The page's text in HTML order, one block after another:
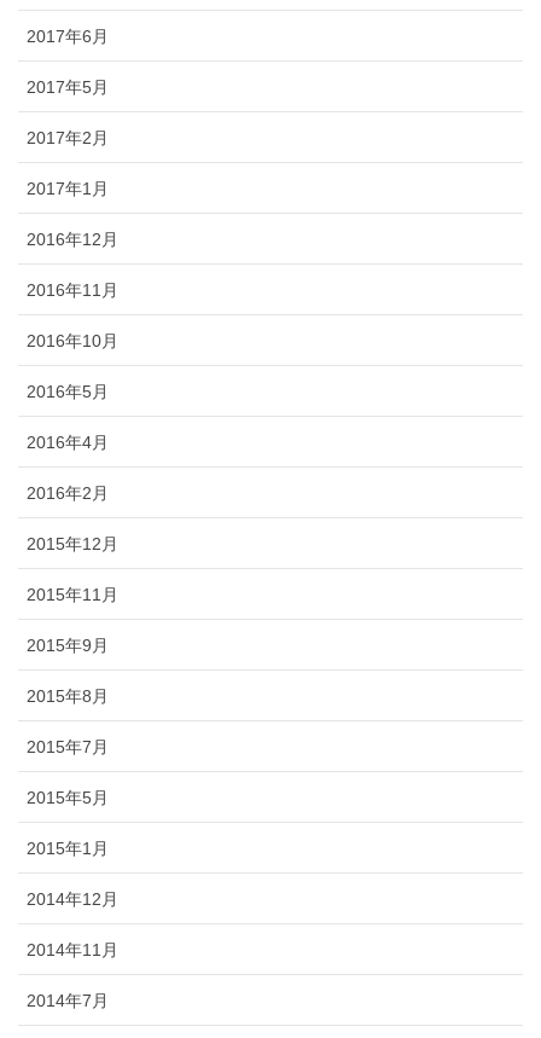
2017年6月
2017年5月
2017年2月
2017年1月
2016年12月
2016年11月
2016年10月
2016年5月
2016年4月
2016年2月
2015年12月
2015年11月
2015年9月
2015年8月
2015年7月
2015年5月
2015年1月
2014年12月
2014年11月
2014年7月